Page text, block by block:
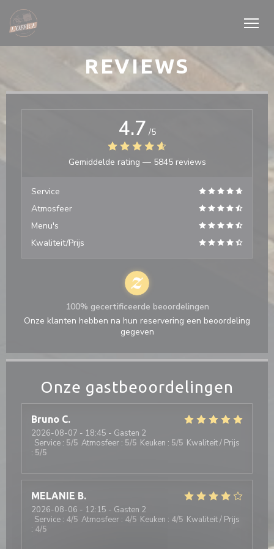
Cookies beheer paneel
REVIEWS
Onze gastbeoordelingen
Bruno C
2026-08-07 - 18:45 - Gasten 2
Service : 5/5 Atmosfeer : 5/5 Keuken : 5/5 Kwaliteit / Prijs
: 5/5
MELANIE B
2026-08-06 - 12:15 - Gasten 2
Service : 4/5 Atmosfeer : 4/5 Keuken : 4/5 Kwaliteit / Prijs
: 4/5
4.7 /5
Gemiddelde rating — 5845 reviews
Service
Atmosfeer
Menu's
Kwaliteit/Prijs
100% gecertificeerde beoordelingen
Onze klanten hebben na hun reservering een beoordeling
gegeven